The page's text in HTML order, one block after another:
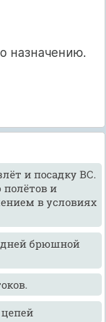
назначению.
и посадку ВС.
и
в условиях
брюшной